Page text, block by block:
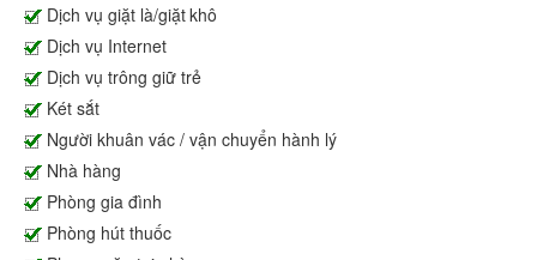
Dịch vụ giặt là/giặt khô
Dịch vụ Internet
Dịch vụ trông giữ trẻ
Két sắt
Người khuân vác / vận chuyển hành lý
Nhà hàng
Phòng gia đình
Phòng hút thuốc